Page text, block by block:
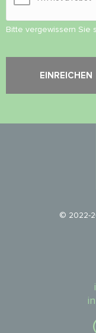
Bitte vergewissern Sie
© 2022-